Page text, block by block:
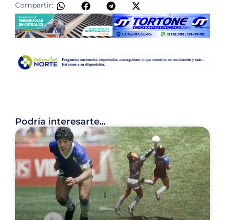
Compartir:
Podría interesarte...